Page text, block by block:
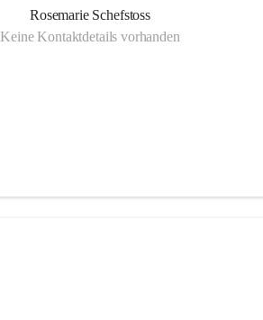
Rosemarie Schefstoss
Keine Kontaktdetails vorhanden